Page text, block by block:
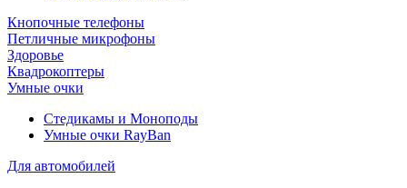
Кнопочные телефоны
Петличные микрофоны
Здоровье
Квадрокоптеры
Умные очки
Стедикамы и Моноподы
Умные очки RayBan
Для автомобилей